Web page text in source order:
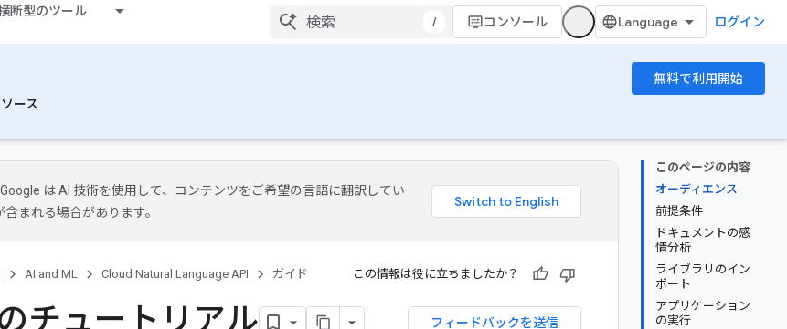
断型のツール
/ コンソール ログイン
無料で利用開始
ース
このページの内容
オーディエンス
前提条件
ドキュメントの感
情分析
ライブラリのイン
ポート
アプリケーション
の実行
Google は AI 技術を使用して、コンテンツをご希望の言語に翻訳してい
まれる場合があります。
AI and ML Cloud Natural Language API ガイド この情報は役に立ちましたか？
フィードバックを送信
チュートリアル